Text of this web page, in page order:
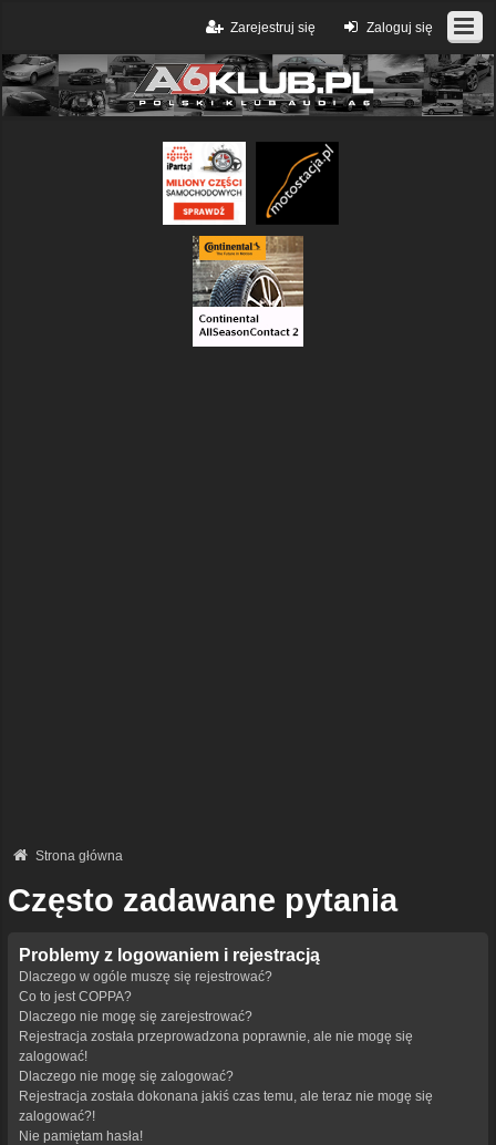
Zaloguj się
Zarejestruj się
Strona główna
Często zadawane pytania
Problemy z logowaniem i rejestracją
Dlaczego w ogóle muszę się rejestrować?
Co to jest COPPA?
Dlaczego nie mogę się zarejestrować?
Rejestracja została przeprowadzona poprawnie, ale nie mogę się
zalogować!
Dlaczego nie mogę się zalogować?
Rejestracja została dokonana jakiś czas temu, ale teraz nie mogę się
zalogować?!
Nie pamiętam hasła!